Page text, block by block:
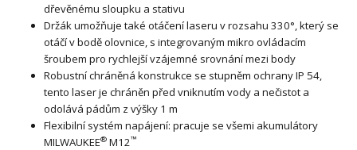
dřevěnému sloupku a stativu
Držák umožňuje také otáčení laseru v rozsahu 330°, který se
otáčí v bodě olovnice, s integrovaným mikro ovládacím
šroubem pro rychlejší vzájemné srovnání mezi body
Robustní chráněná konstrukce se stupněm ochrany IP 54,
tento laser je chráněn před vniknutím vody a nečistot a
odolává pádům z výšky 1 m
Flexibilní systém napájení: pracuje se všemi akumulátory
MILWAUKEE® M12™